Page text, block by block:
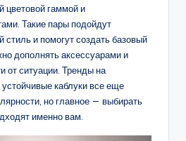
цветовой гаммой и
Такие пары подойдут
стиль и помогут создать базовый
дополнять аксессуарами и
от ситуации. Тренды на
каблуки все еще
но главное — выбирать
именно вам.